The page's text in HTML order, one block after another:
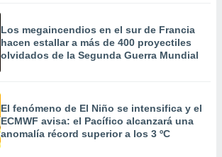
Los megaincendios en el sur de Francia
hacen estallar a más de 400 proyectiles
olvidados de la Segunda Guerra Mundial
El fenómeno de El Niño se intensifica y el
ECMWF avisa: el Pacífico alcanzará una
anomalía récord superior a los 3 ºC